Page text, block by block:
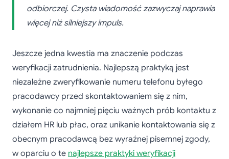
odbiorczej. Czysta wiadomość zazwyczaj naprawia
więcej niż silniejszy impuls.
Jeszcze jedna kwestia ma znaczenie podczas
weryfikacji zatrudnienia. Najlepszą praktyką jest
niezależne zweryfikowanie numeru telefonu byłego
pracodawcy przed skontaktowaniem się z nim,
wykonanie co najmniej pięciu ważnych prób kontaktu z
działem HR lub płac, oraz unikanie kontaktowania się z
obecnym pracodawcą bez wyraźnej pisemnej zgody,
w oparciu o te najlepsze praktyki weryfikacji